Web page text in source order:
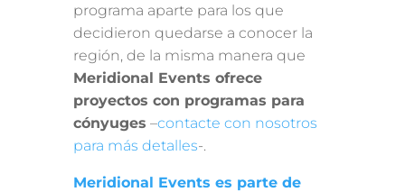
programa aparte para los que
decidieron quedarse a conocer la
región, de la misma manera que
Meridional Events ofrece
proyectos con programas para
cónyuges –contacte con nosotros
para más detalles-.
Meridional Events es parte de